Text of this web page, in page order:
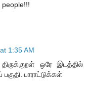
1:35 AM
ஒரே இடத்தில்
பாராட்டுக்கள்